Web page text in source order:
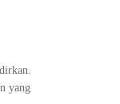
yang